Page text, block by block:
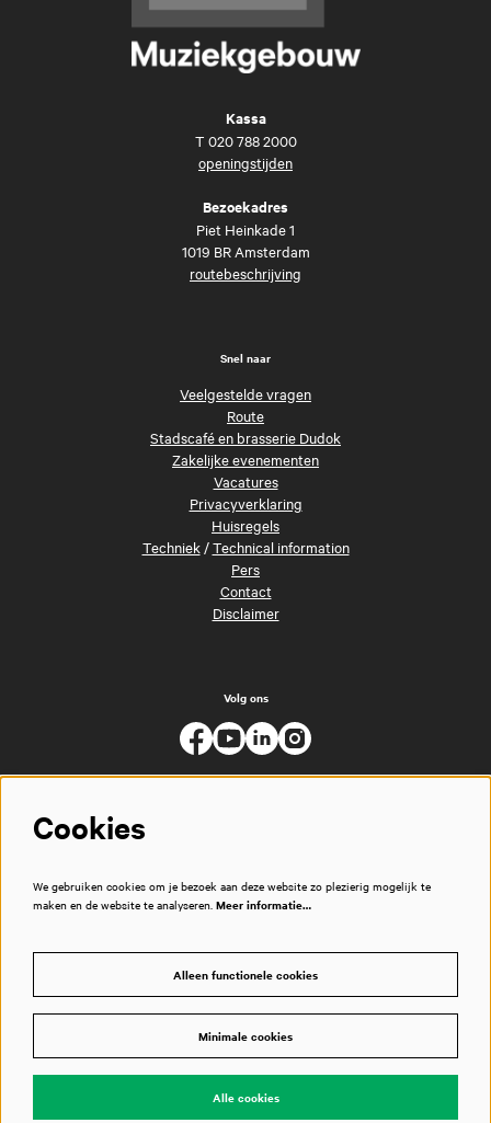
Kassa
T 020 788 2000
openingstijden
Bezoekadres
Piet Heinkade 1
1019 BR Amsterdam
routebeschrijving
Snel naar
Veelgestelde vragen
Route
Stadscafé en brasserie Dudok
Zakelijke evenementen
Vacatures
Privacyverklaring
Huisregels
Techniek/Technical information
Pers
Contact
Disclaimer
Volg ons
Powered byCultureSuite
Cookies
We gebruiken cookies om je bezoek aan deze website zo plezierig mogelijk te
maken en de website te analyseren. Meer informatie…
Alleen functionele cookies
Minimale cookies
Alle cookies